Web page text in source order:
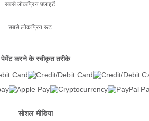
सबसे लोकप्रिय फ़्लाइटें
सबसे लोकप्रिय रूट
पेमेंट करने के स्वीकृत तरीके
सोशल मीडिया